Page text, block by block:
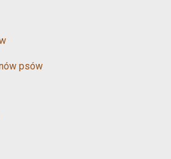
psów